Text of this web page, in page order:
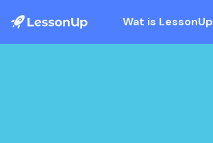
Wat is LessonUp